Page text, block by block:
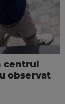
centrul
observat